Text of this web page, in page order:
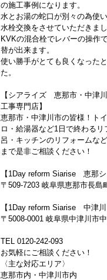
の施工事例になります。
水とお湯の蛇口が別々の為使
水栓交換をさせていただきまし
KVKの混合栓でレバーの操作
替が出来ます。
使い勝手がとても良くなった
た。
【シアライズ 恵那市・中津
工事専門店】
恵那市・中津川市の皆様！ト
ロ・給湯器など1日で終わる
呂・キッチンのリフォームな
まで是非ご相談ください！
【1Day reform Siarise 恵那シ
〒509-7203 岐阜県恵那市長島
【1Day reform Siarise 中津川
〒5008-0001 岐阜県中津川市
TEL 0120-242-093
お気軽にご相談ください！
〈主な対応エリア〉
恵那市内・中津川市内